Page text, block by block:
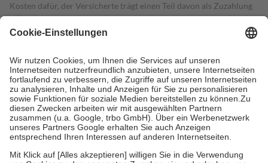
Kosten dafür, der Versicherte trägt einen Teil davon als Zuzahlung
mit.
Grundsätzlich leisten Mitglieder Zuzahlungen in Höhe von zehn
höchstens zehn Euro.
Es sind jedoch nie mehr als die tatsächlichen
Kosten der Leistung zu entrichten.
Diese Regeln gelten grundsätzlich auch für Online-Apotheken.
Bei Heilmitteln und häuslicher Krankenpflege beträgt die
Zuzahlung zehn Prozent der Kosten sowie zehn Euro je
Verordnung.
Um das Engagement der Versicherten für ihre eigene Gesundheit zu
stärken und die besondere Stellung der Familie zu unterstützen,
fallenkeine Zuzahlungenan bei: